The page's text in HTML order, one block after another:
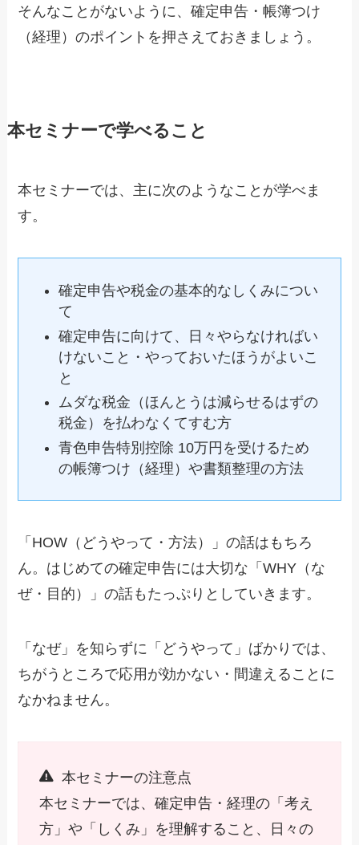
そんなことがないように、確定申告・帳簿つけ
（経理）のポイントを押さえておきましょう。
本セミナーで学べること
本セミナーでは、主に次のようなことが学べま
す。
確定申告や税金の基本的なしくみについ
て
確定申告に向けて、日々やらなければい
けないこと・やっておいたほうがよいこ
と
ムダな税金（ほんとうは減らせるはずの
税金）を払わなくてすむ方
青色申告特別控除 10万円を受けるため
の帳簿つけ（経理）や書類整理の方法
「HOW（どうやって・方法）」の話はもちろ
ん。はじめての確定申告には大切な「WHY（な
ぜ・目的）」の話もたっぷりとしていきます。
「なぜ」を知らずに「どうやって」ばかりでは、
ちがうところで応用が効かない・間違えることに
なかねません。
本セミナーの注意点
本セミナーでは、確定申告・経理の「考え
方」や「しくみ」を理解すること、日々の